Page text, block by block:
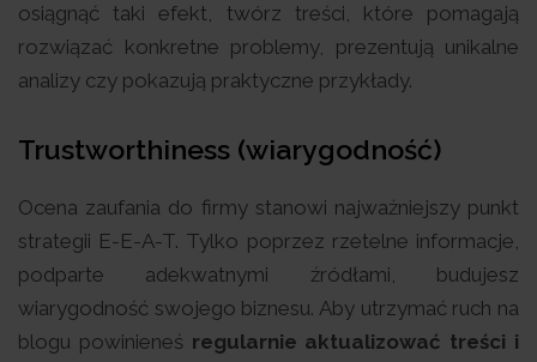
osiągnąć taki efekt, twórz treści, które pomagają
rozwiązać konkretne problemy, prezentują unikalne
analizy czy pokazują praktyczne przykłady.
Trustworthiness (wiarygodność)
Ocena zaufania do firmy stanowi najważniejszy punkt
strategii E-E-A-T. Tylko poprzez rzetelne informacje,
podparte adekwatnymi źródłami, budujesz
wiarygodność swojego biznesu. Aby utrzymać ruch na
blogu powinieneś regularnie aktualizować treści i